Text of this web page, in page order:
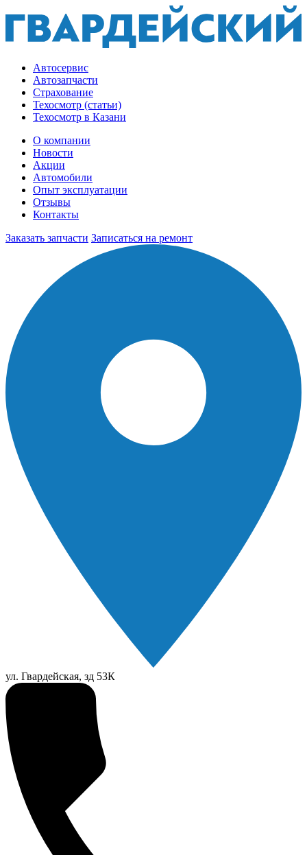
Автосервис
Автозапчасти
Страхование
Техосмотр (статьи)
Техосмотр в Казани
О компании
Новости
Акции
Автомобили
Опыт эксплуатации
Отзывы
Контакты
Заказать запчасти Записаться на ремонт
ул. Гвардейская, зд 53К